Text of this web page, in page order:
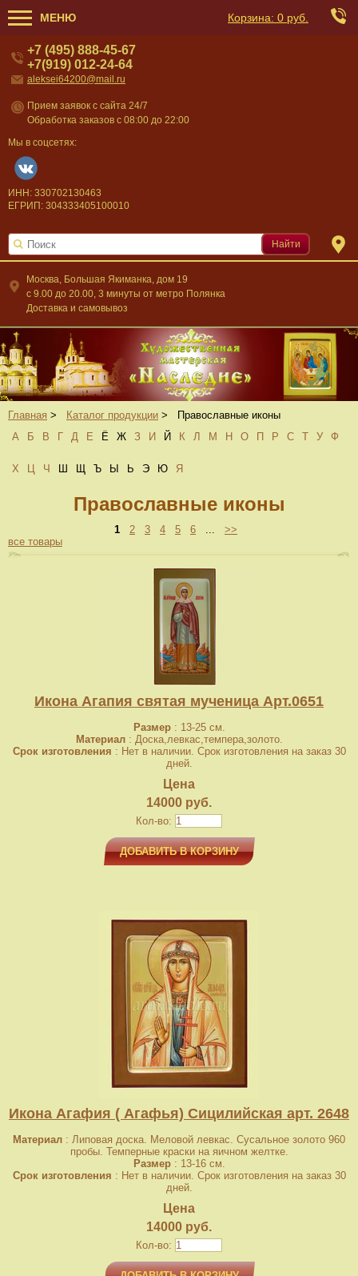
МЕНЮ Корзина: 0 руб.
Москва, Большая Якиманка, дом 19
c 9.00 до 20.00, 3 минуты от метро Полянка
Доставка и самовывоз
+7 (495) 888-45-67
+7(919) 012-24-64
aleksei64200@mail.ru
Прием заявок с сайта 24/7
Обработка заказов с 08:00 до 22:00
Мы в соцсетях:
ИНН: 330702130463
ЕГРИП: 304333405100010
Найти
Главная > Каталог продукции >
Православные иконы
А
Б В Г Д Е Ё Ж З И Й К Л М Н О П Р С Т У Ф
Х Ц Ч Ш Щ Ъ Ы Ь Э Ю Я
Православные иконы
1 2 3 4 5 6 ... >>
все товары
Икона Агапия святая мученица Арт.0651
Размер: 13-25 см.
Материал: Доска,левкас,темпера,золото.
Срок изготовления : Нет в наличии. Срок изготовления на заказ 30
дней.
Цена
14000 руб.
Кол-во:
ДОБАВИТЬ В КОРЗИНУ
Икона Агафия ( Агафья) Сицилийская арт. 2648
Материал : Липовая доска. Меловой левкас. Сусальное золото 960
пробы. Темперные краски на яичном желтке.
Размер: 13-16 см.
Срок изготовления : Нет в наличии. Срок изготовления на заказ 30
дней.
Цена
14000 руб.
Кол-во: